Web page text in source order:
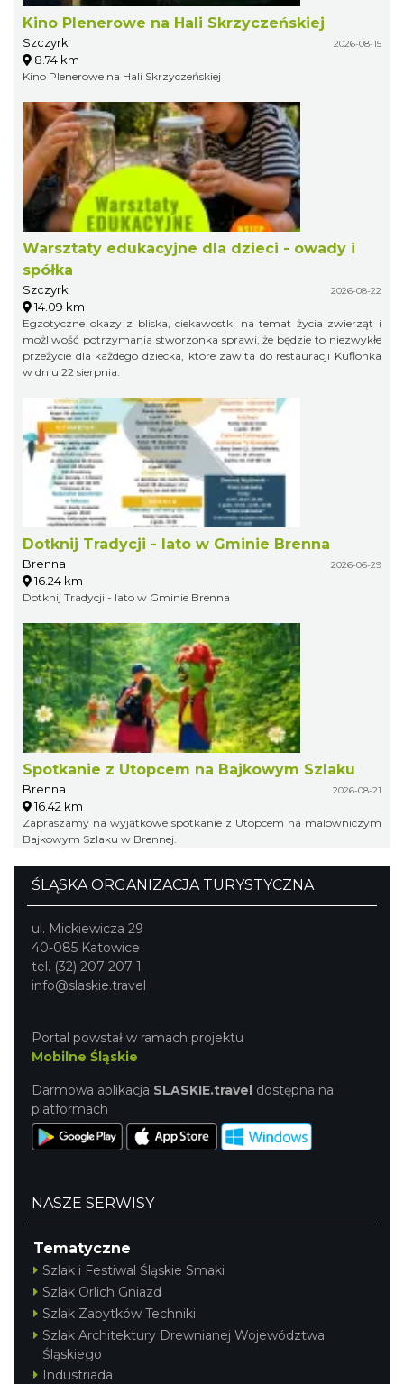
Kino Plenerowe na Hali Skrzyczeńskiej
Szczyrk 2026-08-15
8.74 km
Kino Plenerowe na Hali Skrzyczeńskiej
Warsztaty edukacyjne dla dzieci - owady i
spółka
Szczyrk 2026-08-22
14.09 km
Egzotyczne okazy z bliska, ciekawostki na temat życia zwierząt i
możliwość potrzymania stworzonka sprawi, że będzie to niezwykłe
przeżycie dla każdego dziecka, które zawita do restauracji Kuflonka
w dniu 22 sierpnia.
Dotknij Tradycji - lato w Gminie Brenna
Brenna 2026-06-29
16.24 km
Dotknij Tradycji - lato w Gminie Brenna
Spotkanie z Utopcem na Bajkowym Szlaku
Brenna 2026-08-21
16.42 km
Zapraszamy na wyjątkowe spotkanie z Utopcem na malowniczym
Bajkowym Szlaku w Brennej.
ŚLĄSKA ORGANIZACJA TURYSTYCZNA
ul. Mickiewicza 29
40-085 Katowice
tel. (32) 207 207 1
info@slaskie.travel
Portal powstał w ramach projektu
Mobilne Śląskie
Darmowa aplikacja SLASKIE.travel dostępna na
platformach
NASZE SERWISY
Tematyczne
Szlak i Festiwal Śląskie Smaki
Szlak Orlich Gniazd
Szlak Zabytków Techniki
Szlak Architektury Drewnianej Województwa
Śląskiego
Industriada